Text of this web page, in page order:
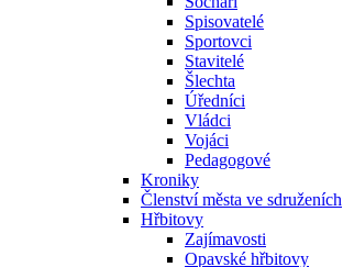
Spisovatelé
Sportovci
Stavitelé
Šlechta
Úředníci
Vládci
Vojáci
Pedagogové
Kroniky
Členství města ve sdruženích
Hřbitovy
Zajímavosti
Opavské hřbitovy